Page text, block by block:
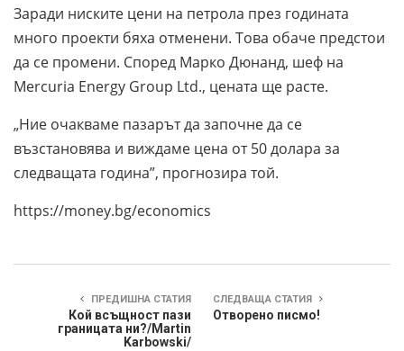
Заради ниските цени на петрола през годината
много проекти бяха отменени. Това обаче предстои
да се промени. Според Марко Дюнанд, шеф на
Mercuria Energy Group Ltd., цената ще расте.
„Ние очакваме пазарът да започне да се
възстановява и виждаме цена от 50 долара за
следващата година”, прогнозира той.
https://money.bg/economics
ПРЕДИШНА СТАТИЯ
Кой всъщност пази
границата ни?/Martin
Karbowski/
СЛЕДВАЩА СТАТИЯ
Отворено писмо!